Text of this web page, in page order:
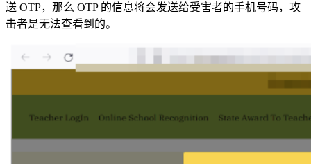
送 OTP，那么 OTP 的信息将会发送给受害者的手机号码，攻
击者是无法查看到的。